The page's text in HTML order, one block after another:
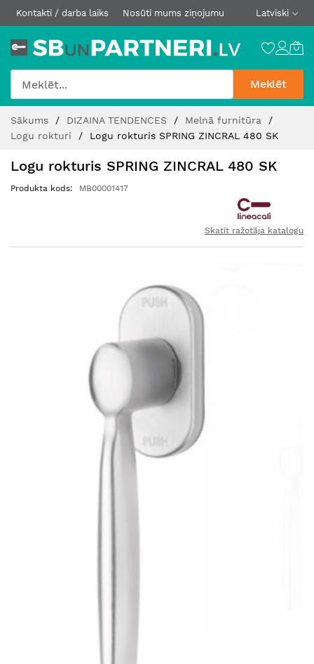
Kontakti / darba laiks Nosūti mums ziņojumu Latviski
Meklēt
Content
Sākums DIZAINA TENDENCES
Melnā furnitūra
Logu rokturi
Logu rokturis SPRING ZINCRAL 480 SK
Logu rokturis SPRING ZINCRAL 480 SK
Produkta kods MB00001417
Skatīt ražotāja katalogu